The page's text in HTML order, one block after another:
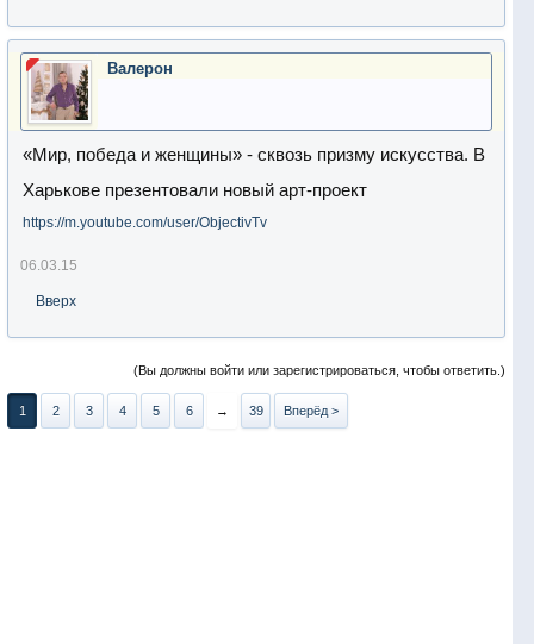
Валерон
«Мир, победа и женщины» - сквозь призму искусства. В
Харькове презентовали новый арт-проект
https://m.youtube.com/user/ObjectivTv
06.03.15
Вверх
(Вы должны войти или зарегистрироваться, чтобы ответить.)
1 2 3 4 5 6 → 39 Вперёд >